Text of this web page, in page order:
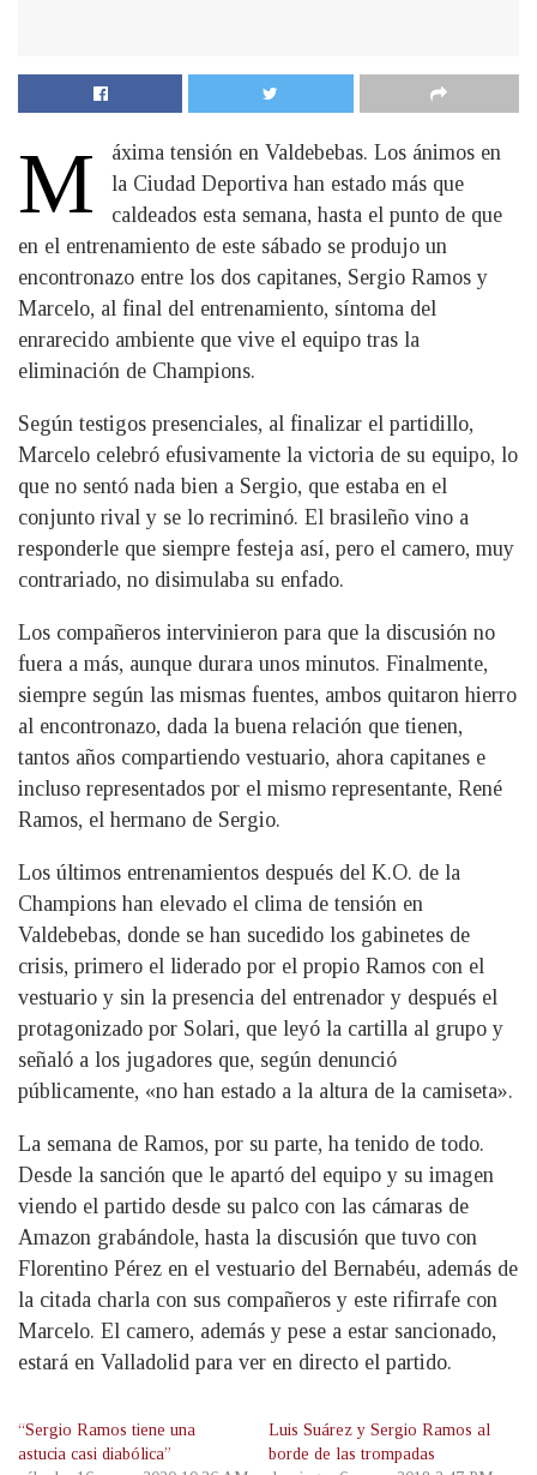
M
áxima tensión en Valdebebas. Los ánimos en
la Ciudad Deportiva han estado más que
caldeados esta semana, hasta el punto de que
en el entrenamiento de este sábado se produjo un
encontronazo entre los dos capitanes, Sergio Ramos y
Marcelo, al final del entrenamiento, síntoma del
enrarecido ambiente que vive el equipo tras la
eliminación de Champions.
Según testigos presenciales, al finalizar el partidillo,
Marcelo celebró efusivamente la victoria de su equipo, lo
que no sentó nada bien a Sergio, que estaba en el
conjunto rival y se lo recriminó. El brasileño vino a
responderle que siempre festeja así, pero el camero, muy
contrariado, no disimulaba su enfado.
Los compañeros intervinieron para que la discusión no
fuera a más, aunque durara unos minutos. Finalmente,
siempre según las mismas fuentes, ambos quitaron hierro
al encontronazo, dada la buena relación que tienen,
tantos años compartiendo vestuario, ahora capitanes e
incluso representados por el mismo representante, René
Ramos, el hermano de Sergio.
Los últimos entrenamientos después del K.O. de la
Champions han elevado el clima de tensión en
Valdebebas, donde se han sucedido los gabinetes de
crisis, primero el liderado por el propio Ramos con el
vestuario y sin la presencia del entrenador y después el
protagonizado por Solari, que leyó la cartilla al grupo y
señaló a los jugadores que, según denunció
públicamente, «no han estado a la altura de la camiseta».
La semana de Ramos, por su parte, ha tenido de todo.
Desde la sanción que le apartó del equipo y su imagen
viendo el partido desde su palco con las cámaras de
Amazon grabándole, hasta la discusión que tuvo con
Florentino Pérez en el vestuario del Bernabéu, además de
la citada charla con sus compañeros y este rifirrafe con
Marcelo. El camero, además y pese a estar sancionado,
estará en Valladolid para ver en directo el partido.
“Sergio Ramos tiene una
astucia casi diabólica”
Luis Suárez y Sergio Ramos al
borde de las trompadas